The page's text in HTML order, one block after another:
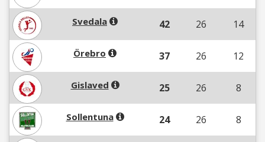
Svedala 42 26 14
Örebro 37 26 12
Gislaved 25 26 8
Sollentuna 24 26 8